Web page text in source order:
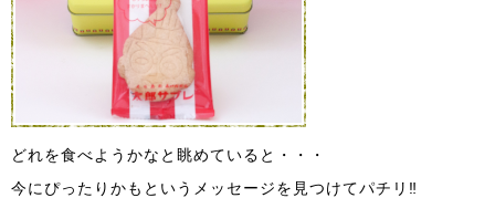
どれを食べようかなと眺めていると・・・
今にぴったりかもというメッセージを見つけてパチリ‼